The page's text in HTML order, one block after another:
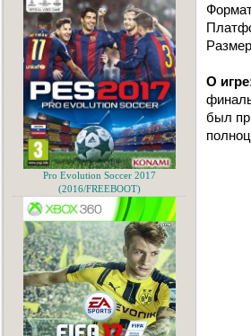
О
был
Pro Evolution Soccer 2017
(2016/FREEBOOT)